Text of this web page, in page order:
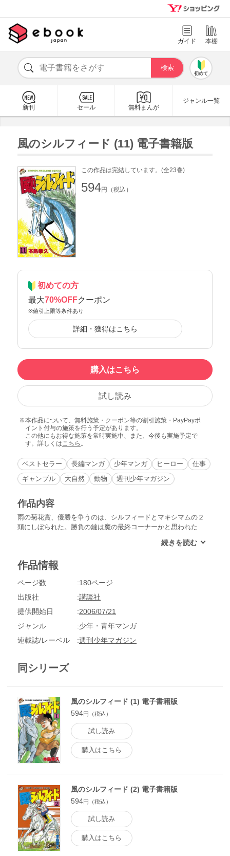
ガイド 本棚
初めて
新刊 セール 無料まんが
ジャンル一覧
風のシルフィード (11) 電子書籍版
この作品は完結しています。(全23巻)
594円（税込）
初めての方
最大70%OFFクーポン
※値引上限等条件あり
詳細・獲得はこちら
購入はこちら
試し読み
本作品について、無料施策・クーポン等の割引施策・PayPayポ
イント付与の施策を行う予定があります。
この他にもお得な施策を常時実施中、また、今後も実施予定で
す。詳しくはこちら 。
ベストセラー 長編マンガ 少年マンガ ヒーロー
仕事
ギャンブル
大自然 動物 週刊少年マガジン
作品内容
雨の菊花賞、優勝を争うのは、シルフィードとマキシマムの２
頭にしぼられた。勝負の鍵は魔の最終コーナーかと思われた
ストスパートに賭けた駿は、コースの荒れていない大外から勝
ト。勝負の行方は…!?
作品情報
ページ数
180ページ
出版社
講談社
提供開始日
2006/07/21
ジャンル
少年・青年マンガ
連載誌/レーベル
週刊少年マガジン
同シリーズ
風のシルフィード (1) 電子書籍版
594円（税込）
試し読み
購入はこちら
風のシルフィード (2) 電子書籍版
594円（税込）
試し読み
購入はこちら